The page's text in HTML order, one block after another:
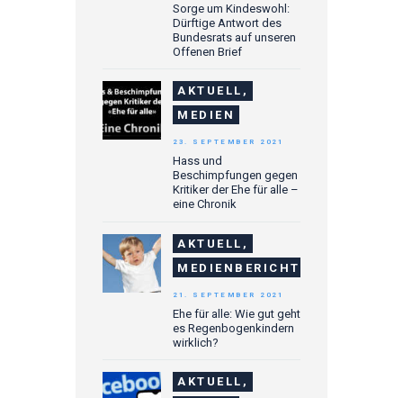
Sorge um Kindeswohl:
Dürftige Antwort des
Bundesrats auf unseren
Offenen Brief
AKTUELL,
MEDIEN
Hass und
Beschimpfungen gegen
Kritiker der Ehe für alle –
eine Chronik
23. SEPTEMBER 2021
AKTUELL,
MEDIENBERICHTE
Ehe für alle: Wie gut geht
es Regenbogenkindern
wirklich?
21. SEPTEMBER 2021
AKTUELL,